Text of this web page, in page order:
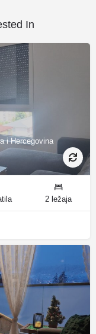
In
i Hercegovina
2 ležaja